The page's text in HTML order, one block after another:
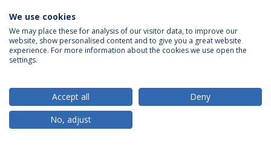
PAPER
Os pais no conselho geral das escolas
Cristina Palmeirão
DESCARREGAR E MAIS DETALHES
We use cookies
We may place these for analysis of our visitor data, to improve our
website, show personalised content and to give you a great website
experience. For more information about the cookies we use open the
settings.
Accept all
Deny
No, adjust